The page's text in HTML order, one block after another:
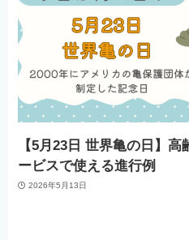
【5月23日 世界亀の日】
ービスで使える進行例
2026年5月13日